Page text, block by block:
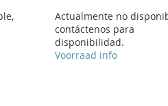
Actualmente no
contáctenos para
disponibilidad.
Voorraad info